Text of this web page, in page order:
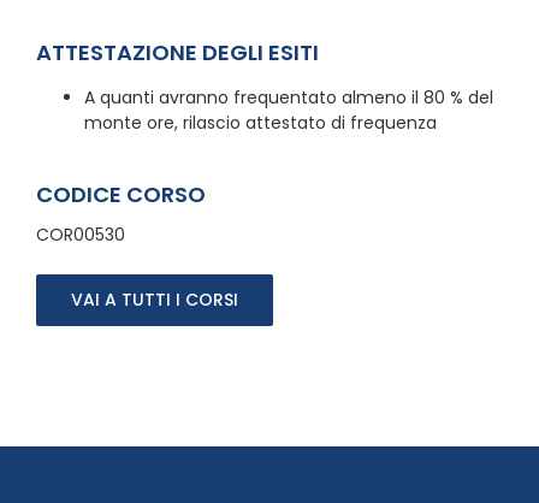
ATTESTAZIONE DEGLI ESITI
A quanti avranno frequentato almeno il 80 % del
monte ore, rilascio attestato di frequenza
CODICE CORSO
COR00530
VAI A TUTTI I CORSI